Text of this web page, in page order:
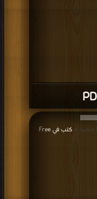
كتب في Free